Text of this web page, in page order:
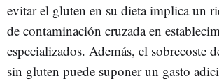
evitar el gluten en su dieta implica un
de contaminación cruzada en
especializados. Además, el sobrecoste
sin gluten puede suponer un gasto